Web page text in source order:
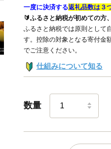
一度に決済する返礼品数は３
🔰ふるさと納税が初めての方
ふるさと納税では原則として
す。控除の対象となる寄付金
でご注意ください。
仕組みについて知る
数量